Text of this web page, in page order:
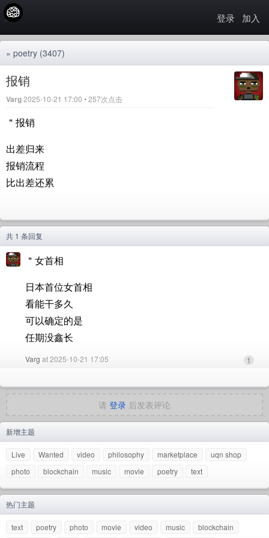
登录 加入
» poetry (3407)
报销
Varg2025-10-21 17:00 • 257次点击
＂报销
出差归来
报销流程
比出差还累
共 1 条回复
＂女首相
日本首位女首相
看能干多久
可以确定的是
任期没鑫长
Varg at 2025-10-21 17:05 1
请 登录 后发表评论
新增主题
Live Wanted video philosophy marketplace
uqn shop
photo
blockchain music movie poetry text
热门主题
text poetry photo movie video music blockchain